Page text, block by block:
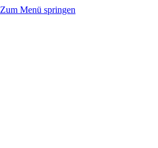
Zum Menü springen